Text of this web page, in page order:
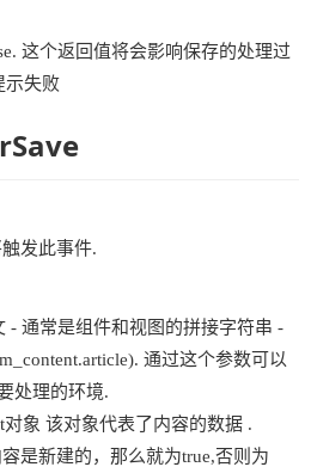
这个返回值将会影响保存的处理过
示失败
发此事件.
- 通常是组件和视图的拼接字符串 -
通过这个参数可以
处理的环境.
对象 该对象代表了内容的数据 .
是新建的，那么就为true,否则为